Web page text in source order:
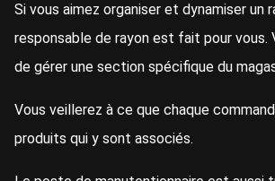
Si vous aimez organiser et dynamiser un
responsable de rayon est fait pour vous.
de gérer une section spécifique du
Vous veillerez à ce que chaque
produits qui y sont associés.